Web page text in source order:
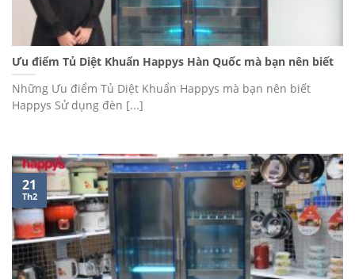
Ưu điểm Tủ Diệt Khuẩn Happys Hàn Quốc mà bạn nên biết
Những Ưu điểm Tủ Diệt Khuẩn Happys mà bạn nên biết
Happys Sử dụng đèn [...]
21
Th2